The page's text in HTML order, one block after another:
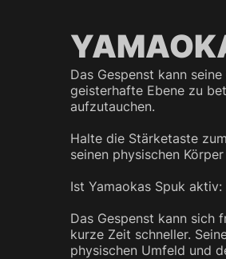
Das Gespenst kann
geisterhafte Ebene zu
aufzutauchen.
Halte die Stärketaste
seinen physischen
Ist Yamaokas Spuk aktiv:
Das Gespenst kann sich
kurze Zeit schneller.
physischen Umfeld und